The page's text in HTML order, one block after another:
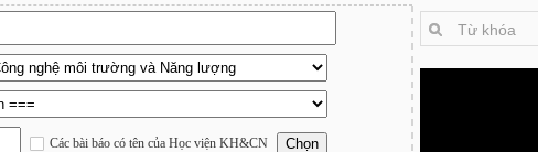
Các bài báo có tên của Học viện KH&CN